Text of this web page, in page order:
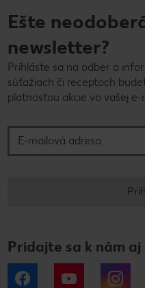
Ešte
newsletter?
Prihláste sa na odber a
súťažiach či receptoch
platnosťou akcie vo vašej e-
Pridajte sa k nám aj
Facebook YouTube